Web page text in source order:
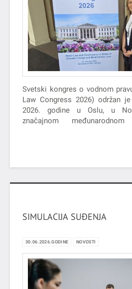
Svetski kongres o vodnom
Law Congress 2026) održan
2026. godine u Oslu, u
značajnom
SIMULACIJA SUĐENJA
30.06.2026.GODINE NOVOSTI